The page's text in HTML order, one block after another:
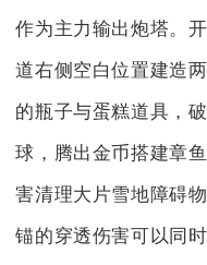
作为主力输出炮塔。
道右侧空白位置建造
的瓶子与蛋糕道具，
球，腾出金币搭建章
害清理大片雪地障碍
锚的穿透伤害可以同